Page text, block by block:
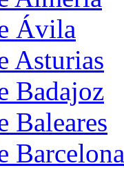
Ávila
Asturias
Badajoz
Baleares
Barcelona